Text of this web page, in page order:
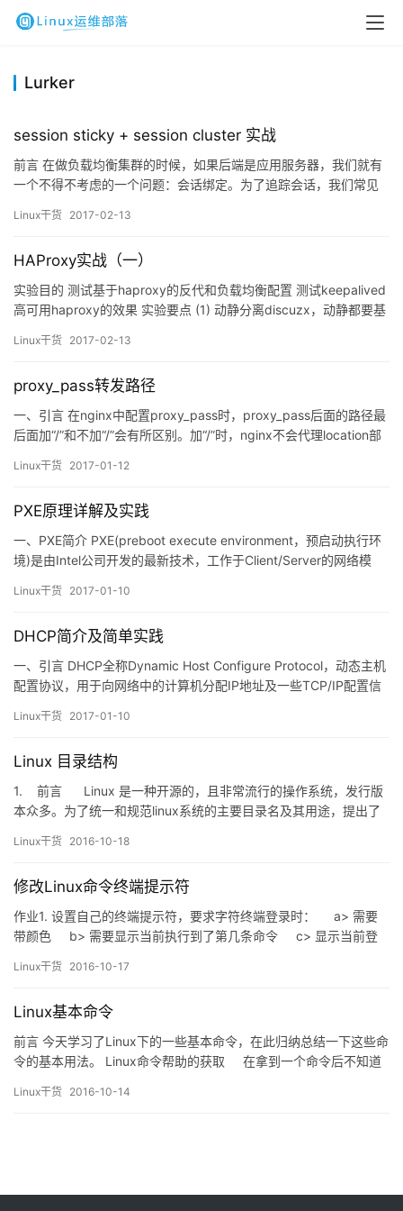
Lurker
session sticky + session cluster 实战
前言 在做负载均衡集群的时候，如果后端是应用服务器，我们就有
一个不得不考虑的一个问题：会话绑定。为了追踪会话，我们常见
source_ip:采用源地址绑定方式 nginx：ip_hash，ip地址哈希
Linux干货 2017-02-13
HAProxy实战（一）
实验目的 测试基于haproxy的反代和负载均衡配置 测试keepalived
高可用haproxy的效果 实验要点 (1) 动静分离discuzx，动静都要基
varnish缓存；(3) 给出拓扑设计；(4) haproxy的设定要求： (a) 启
Linux干货 2017-02-13
proxy_pass转发路径
一、引言 在nginx中配置proxy_pass时，proxy_pass后面的路径最
后面加“/”和不加“/”会有所区别。加“/”时，nginx不会代理location部
明。 二、实验 实验环境简要说明： node1为httpd服务器（1…
Linux干货 2017-01-12
PXE原理详解及实践
一、PXE简介 PXE(preboot execute environment，预启动执行环
境)是由Intel公司开发的最新技术，工作于Client/Server的网络模
络启动操作系统，再启动过程中，终端要求服务器分配IP地址，再
Linux干货 2017-01-10
DHCP简介及简单实践
一、引言 DHCP全称Dynamic Host Configure Protocol，动态主机
配置协议，用于向网络中的计算机分配IP地址及一些TCP/IP配置信
TCP/IP网络地址的冲突，同时大大降低了工作负担。 二、DHCP工
Linux干货 2017-01-10
Linux 目录结构
1. 前言 Linux 是一种开源的，且非常流行的操作系统，发行版
本众多。为了统一和规范linux系统的主要目录名及其用途，提出了
采用FHS…
Linux干货 2016-10-18
修改Linux命令终端提示符
作业1. 设置自己的终端提示符，要求字符终端登录时： a> 需要
带颜色 b> 需要显示当前执行到了第几条命令 c> 显示当前登
Linux干货 2016-10-17
Linux基本命令
前言 今天学习了Linux下的一些基本命令，在此归纳总结一下这些命
令的基本用法。 Linux命令帮助的获取 在拿到一个命令后不知道
令和外部命令获取帮助的方法是有差别的。 内部命令：help
Linux干货 2016-10-14